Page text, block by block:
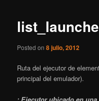
principal
Posted on8 julio, 2012
Ruta del ejecutor de
principal del emulador).